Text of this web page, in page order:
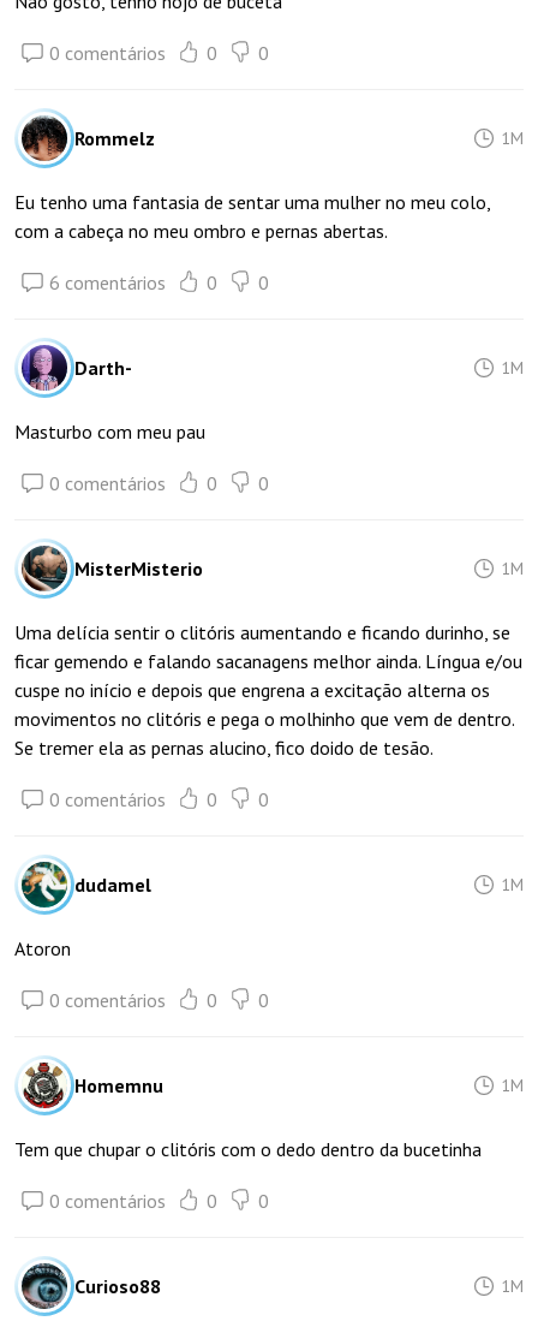
0 comentários 0 0
Rommelz 1M
Eu tenho uma fantasia de sentar uma mulher no meu colo,
com a cabeça no meu ombro e pernas abertas.
6 comentários 0 0
Darth- 1M
Masturbo com meu pau
0 comentários 0 0
MisterMisterio 1M
Uma delícia sentir o clitóris aumentando e ficando durinho, se
ficar gemendo e falando sacanagens melhor ainda. Língua e/ou
cuspe no início e depois que engrena a excitação alterna os
movimentos no clitóris e pega o molhinho que vem de dentro.
Se tremer ela as pernas alucino, fico doido de tesão.
0 comentários 0 0
dudamel 1M
Atoron
0 comentários 0 0
Homemnu 1M
Tem que chupar o clitóris com o dedo dentro da bucetinha
0 comentários 0 0
Curioso88 1M